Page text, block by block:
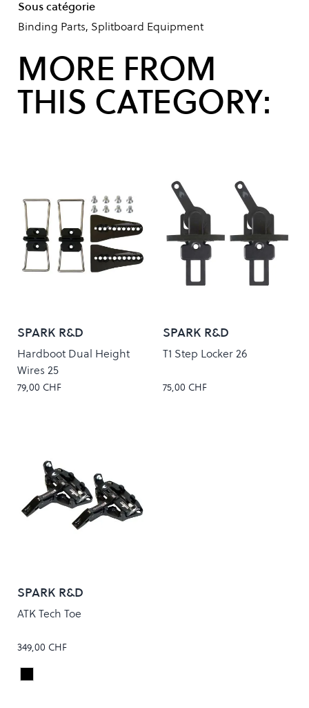
Sous catégorie
Binding Parts, Splitboard Equipment
MORE FROM
THIS CATEGORY:
SPARK R&D
Hardboot Dual Height
Wires 25
79,00 CHF
SPARK R&D
T1 Step Locker 26
75,00 CHF
SPARK R&D
ATK Tech Toe
349,00 CHF
Colour
Black